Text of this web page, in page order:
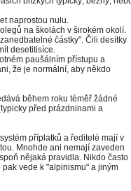
naprostou nulu.
na školách v širokém okolí.
částky". Čili desítky
desetitisíce.
paušálním přístupu a
že je normální, aby někdo
během roku téměř žádné
před prázdninami a
příplatků a ředitelé mají v
Mnohde ani nemají zaveden
nějaká pravidla. Nikdo často
vede k "alpinismu" a jiným